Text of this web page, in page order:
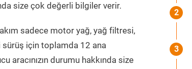
size çok değerli bilgiler verir.
sadece motor yağ, yağ filtresi,
sürüş için toplamda 12 ana
aracınızın durumu hakkında size
2
3